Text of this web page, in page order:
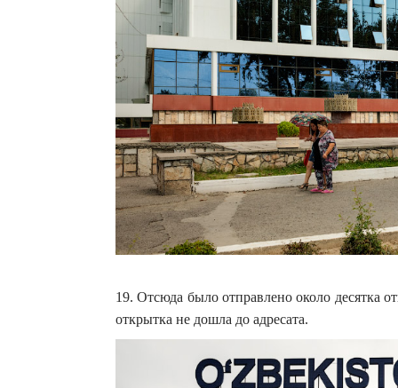
19. Отсюда было отправлено около десятка
открытка не дошла до адресата.